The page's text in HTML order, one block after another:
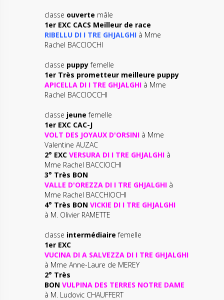
classe ouverte mâle
1er EXC CACS Meilleur de race
RIBELLU DI I TRE GHJALGHI à Mme
Rachel BACCIOCHI
classe puppyfemelle
1er Très prometteur meilleure puppy
APICELLA DI I TRE GHJALGHI à Mme
Rachel BACCIOCCHI
classe jeune femelle
1er EXC CAC-J
VOLT DES JOYAUX D'ORSINI à Mme
Valentine AUZAC
2° EXC VERSURA DI I TRE GHJALGHI à
Mme Rachel BACCIOCHI
3° Très BON
VALLE D'OREZZA DI I TRE GHJALGHI à
Mme Rachel BACCHIOCHI
4° Très BON VICKIE DI I TRE GHJALGHI
à M. Olivier RAMETTE
classe intermédiaire femelle
1er EXC
VUCINA DI A SALVEZZA DI I TRE GHJALGHI
à Mme Anne-Laure de MEREY
2° Très
BON VULPINA DES TERRES NOTRE DAME
à M. Ludovic CHAUFFERT